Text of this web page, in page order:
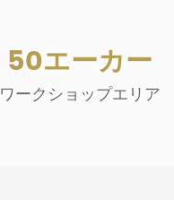
50エーカー
ワークショップエリア